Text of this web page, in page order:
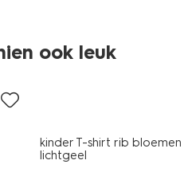
ook leuk
sale
kinder T-shirt rib bloemen
lichtgeel